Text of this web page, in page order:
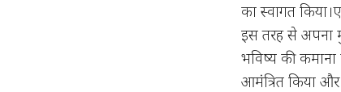
का स्वागत
इस तरह से अपना
भविष्य की
आमंत्रित किया